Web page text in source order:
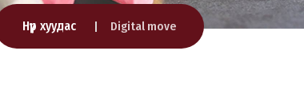
Нүүр хуудас Digital move